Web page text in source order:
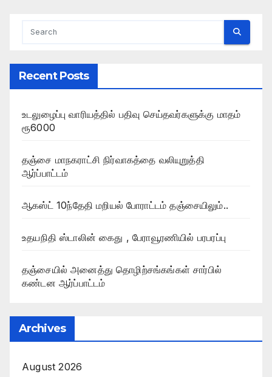
Recent Posts
உடலுழைப்பு வாரியத்தில் பதிவு செய்தவர்களுக்கு மாதம்
ரூ6000
தஞ்சை மாநகராட்சி நிர்வாகத்தை வலியுறுத்தி
ஆர்ப்பாட்டம்
ஆகஸ்ட் 10ந்தேதி மறியல் போராட்டம் தஞ்சையிலும்..
உதயநிதி ஸ்டாலின் கைது , பேராவூரணியில் பரபரப்பு
தஞ்சையில் அனைத்து தொழிற்சங்கங்கள் சார்பில்
கண்டன ஆர்ப்பாட்டம்
Archives
August 2026